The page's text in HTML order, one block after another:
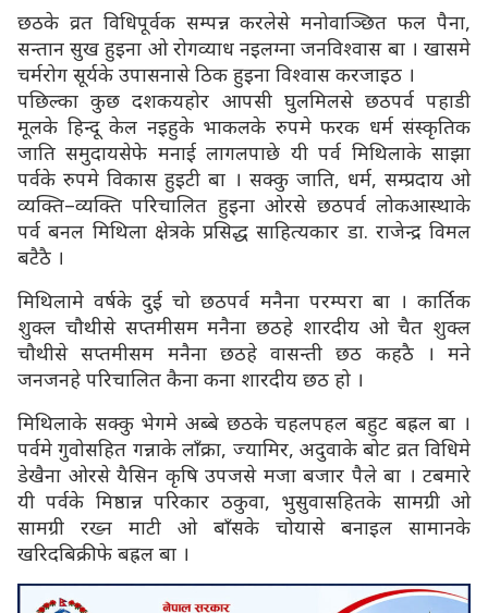
छठके व्रत विधिपूर्वक सम्पन्न करलेसे मनोवाञ्छित फल पैना,
सन्तान सुख हुइना ओ रोगव्याध नइलग्ना जनविश्वास बा । खासमे
चर्मरोग सूर्यके उपासनासे ठिक हुइना विश्वास करजाइठ ।
पछिल्का कुछ दशकयहोर आपसी घुलमिलसे छठपर्व पहाडी
मूलके हिन्दू केल नइहुके भाकलके रुपमे फरक धर्म संस्कृतिक
जाति समुदायसेफे मनाई लागलपाछे यी पर्व मिथिलाके साझा
पर्वके रुपमे विकास हुइटी बा । सक्कु जाति, धर्म, सम्प्रदाय ओ
व्यक्ति–व्यक्ति परिचालित हुइना ओरसे छठपर्व लोकआस्थाके
पर्व बनल मिथिला क्षेत्रके प्रसिद्ध साहित्यकार डा. राजेन्द्र विमल
बटैठै ।
मिथिलामे वर्षके दुई चो छठपर्व मनैना परम्परा बा । कार्तिक
शुक्ल चौथीसे सप्तमीसम मनैना छठहे शारदीय ओ चैत शुक्ल
चौथीसे सप्तमीसम मनैना छठहे वासन्ती छठ कहठै । मने
जनजनहे परिचालित कैना कना शारदीय छठ हो ।
मिथिलाके सक्कु भेगमे अब्बे छठके चहलपहल बहुट बह्रल बा ।
पर्वमे गुवोसहित गन्नाके लाँक्रा, ज्यामिर, अदुवाके बोट व्रत विधिमे
डेखैना ओरसे यैसिन कृषि उपजसे मजा बजार पैले बा । टबमारे
यी पर्वके मिष्ठान्न परिकार ठकुवा, भुसुवासहितके सामग्री ओ
सामग्री रख्न माटी ओ बाँसके चोयासे बनाइल सामानके
खरिदबिक्रीफे बह्रल बा ।